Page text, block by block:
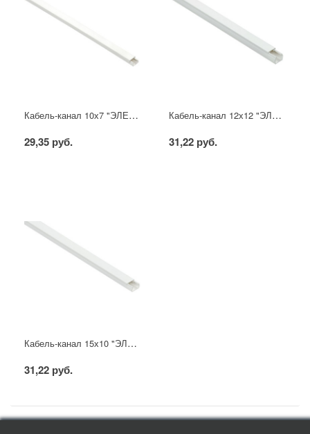
Кабель-канал 10х7 "ЭЛЕКОР" белый (200м) IEK
29,35 руб.
Кабель-канал 12х12 "ЭЛЕКОР" белый (120м) IEK
31,22 руб.
Кабель-канал 15х10 "ЭЛЕКОР" белый (144м) IEK
31,22 руб.